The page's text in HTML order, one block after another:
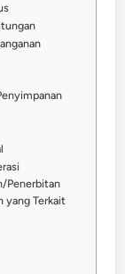
Penerbitan
yang Terkait